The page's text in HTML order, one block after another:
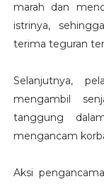
marah dan
istrinya,
terima teguran
Selanjutnya,
mengambil
tanggung
mengancam
Aksi